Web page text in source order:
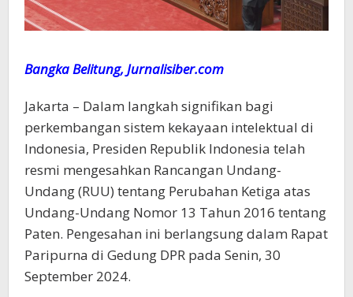
Bangka Belitung, Jurnalisiber.com
Jakarta – Dalam langkah signifikan bagi
perkembangan sistem kekayaan intelektual di
Indonesia, Presiden Republik Indonesia telah
resmi mengesahkan Rancangan Undang-
Undang (RUU) tentang Perubahan Ketiga atas
Undang-Undang Nomor 13 Tahun 2016 tentang
Paten. Pengesahan ini berlangsung dalam Rapat
Paripurna di Gedung DPR pada Senin, 30
September 2024.